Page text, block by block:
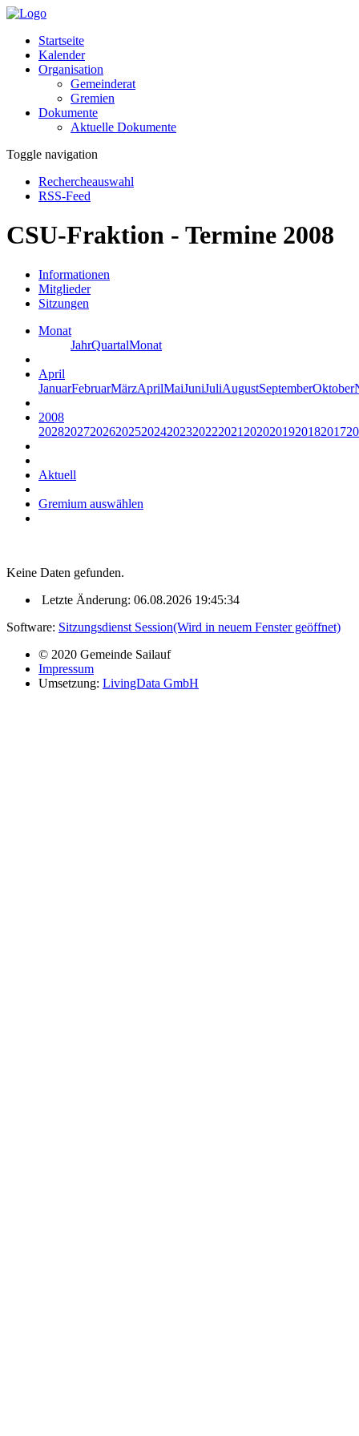
Startseite
Kalender
Organisation
Gemeinderat
Gremien
Dokumente
Aktuelle Dokumente
Toggle navigation
Rechercheauswahl
RSS-Feed
CSU-Fraktion - Termine 2008
Informationen
Mitglieder
Sitzungen
Monat
JahrQuartalMonat
April
JanuarFebruarMärzAprilMaiJuniJuliAugustSeptemberOktober
2008
20282027202620252024202320222021 2020201920182017
Aktuell
Gremium auswählen
Keine Daten gefunden.
Letzte Änderung: 06.08.2026 19:45:34
Software: Sitzungsdienst Session(Wird in neuem Fenster geöffnet)
© 2020 Gemeinde Sailauf
Impressum
Umsetzung: LivingData GmbH